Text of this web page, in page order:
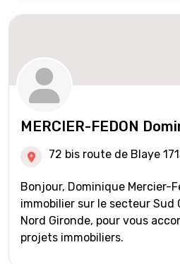
MERCIER-FEDON
72 bis route de Blaye
Bonjour, Dominique Mercier-
immobilier sur le secteur Sud
Nord Gironde, pour vous
projets immobiliers.